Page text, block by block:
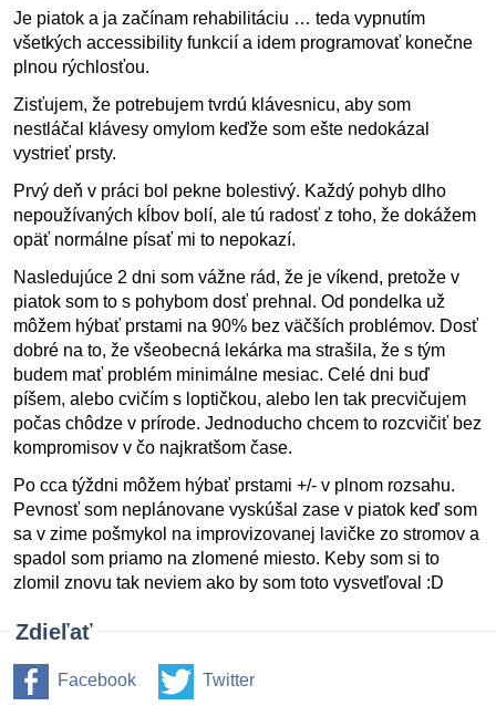
Je piatok a ja začínam rehabilitáciu … teda vypnutím
všetkých accessibility funkcií a idem programovať konečne
plnou rýchlosťou.
Zisťujem, že potrebujem tvrdú klávesnicu, aby som
nestláčal klávesy omylom keďže som ešte nedokázal
vystrieť prsty.
Prvý deň v práci bol pekne bolestivý. Každý pohyb dlho
nepoužívaných kĺbov bolí, ale tú radosť z toho, že dokážem
opäť normálne písať mi to nepokazí.
Nasledujúce 2 dni som vážne rád, že je víkend, pretože v
piatok som to s pohybom dosť prehnal. Od pondelka už
môžem hýbať prstami na 90% bez väčších problémov. Dosť
dobré na to, že všeobecná lekárka ma strašila, že s tým
budem mať problém minimálne mesiac. Celé dni buď
píšem, alebo cvičím s loptičkou, alebo len tak precvičujem
počas chôdze v prírode. Jednoducho chcem to rozcvičiť bez
kompromisov v čo najkratšom čase.
Po cca týždni môžem hýbať prstami +/- v plnom rozsahu.
Pevnosť som neplánovane vyskúšal zase v piatok keď som
sa v zime pošmykol na improvizovanej lavičke zo stromov a
spadol som priamo na zlomené miesto. Keby som si to
zlomil znovu tak neviem ako by som toto vysvetľoval :D
Zdieľať
Facebook Twitter